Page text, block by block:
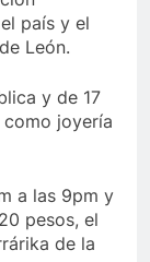
país y el
León.
y de 17
joyería
a las 9pm y
pesos, el
de la